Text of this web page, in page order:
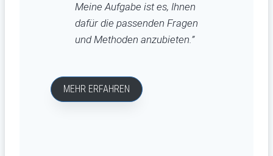
Meine Aufgabe ist es, Ihnen
dafür die passenden Fragen
und Methoden anzubieten.”
MEHR ERFAHREN